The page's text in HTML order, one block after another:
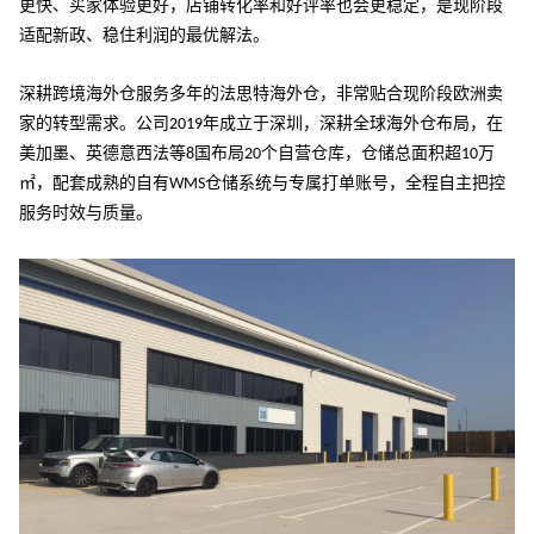
更快、买家体验更好，店铺转化率和好评率也会更稳定，是现阶段
适配新政、稳住利润的最优解法。
深耕跨境海外仓服务多年的法思特海外仓，非常贴合现阶段欧洲卖
家的转型需求。公司 2019年成立于深圳，深耕全球海外仓布局，在
美加墨、英德意西法等8 国布局20个自营仓库，仓储总面积超10万
㎡，配套成熟的自有WMS仓储系统与专属打单账号，全程自主把控
服务时效与质量。